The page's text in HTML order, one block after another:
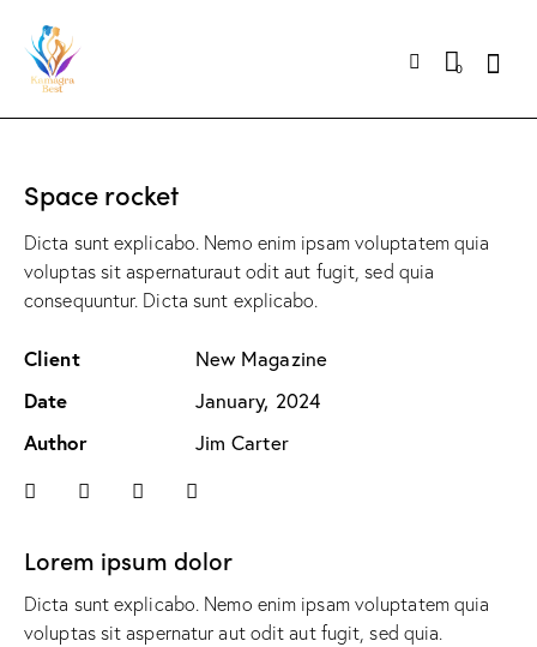
0
Space rocket
Dicta sunt explicabo. Nemo enim ipsam voluptatem quia
voluptas sit aspernaturaut odit aut fugit, sed quia
consequuntur. Dicta sunt explicabo.
Client New Magazine
Date January, 2024
Author Jim Carter
Lorem ipsum dolor
Dicta sunt explicabo. Nemo enim ipsam voluptatem quia
voluptas sit aspernatur aut odit aut fugit, sed quia.